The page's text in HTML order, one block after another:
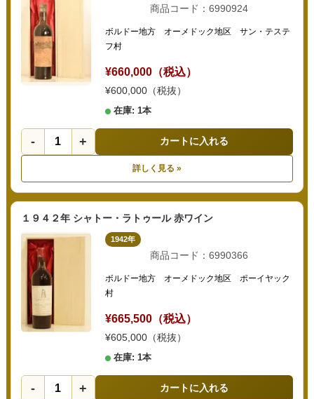
商品コード：6990924
ボルドー地方 オーメドック地区 サン・テステ
フ村
¥660,000（税込）
¥600,000（税抜）
在庫: 1本
- + カートに入れる
詳しく見る »
１９４２年 シャトー・ラトゥール 赤ワイン
1942年
商品コード：6990366
ボルドー地方 オーメドック地区 ポーイヤック
村
¥665,500（税込）
¥605,000（税抜）
在庫: 1本
- + カートに入れる